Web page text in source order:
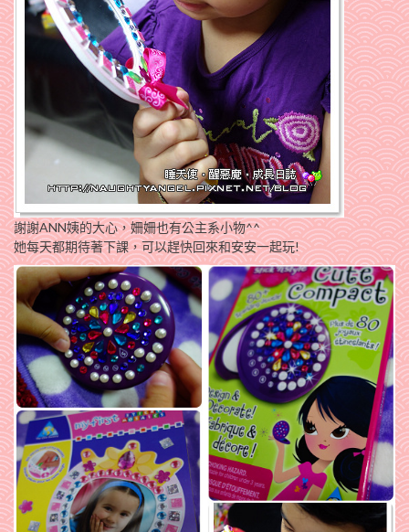
謝謝ANN姨的大心，姍姍也有公主系小物^^
她每天都期待著下課，可以趕快回來和安安一起玩!